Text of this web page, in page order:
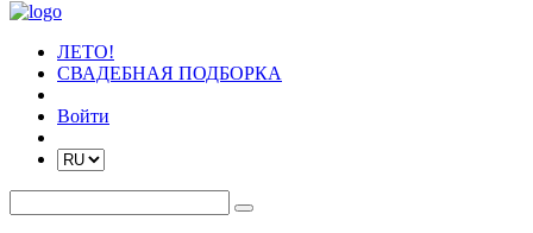
ЛЕТО!
СВАДЕБНАЯ ПОДБОРКА
Войти